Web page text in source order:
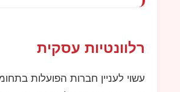
רלוונטיות עסקית
עשוי לעניין חברות הפועלות בתחומי